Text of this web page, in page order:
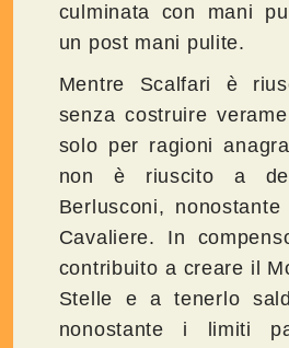
culminata con mani
un post mani pulite.
Mentre Scalfari è
senza costruire
solo per ragioni
non è riuscito a
Berlusconi,
Cavaliere. In
contribuito a creare il
Stelle e a tenerlo
nonostante i limiti